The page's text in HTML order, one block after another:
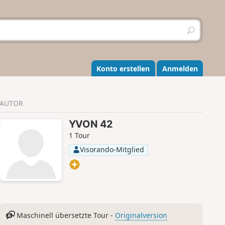
S
u
h
e
n
Konto erstellen Anmelden
AUTOR
YVON 42
1 Tour
Visorando-Mitglied
Maschinell übersetzte Tour - Originalversion